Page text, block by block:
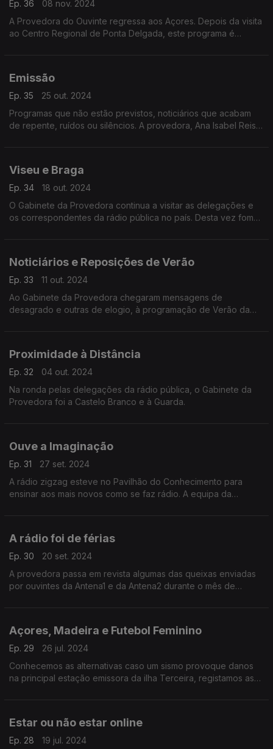
Ep. 36
08 nov. 2024
A Provedora do Ouvinte regressa aos Açores. Depois da visita
ao Centro Regional de Ponta Delgada, este programa é
Emissão
Ep. 35
25 out. 2024
Programas que não estão previstos, noticiários que acabam
de repente, ruídos ou silêncios. A provedora, Ana Isabel Reis,
Viseu e Braga
Ep. 34
18 out. 2024
O Gabinete da Provedora continua a visitar as delegações e
os correspondentes da rádio pública no país. Desta vez fomos
Noticiários e Reposições de Verão
Ep. 33
11 out. 2024
Ao Gabinete da Provedora chegaram mensagens de
desagrado e outras de elogio, à programação de Verão da
Proximidade à Distância
Ep. 32
04 out. 2024
Na ronda pelas delegações da rádio pública, o Gabinete da
Provedora foi a Castelo Branco e à Guarda.
Ouve a Imaginação
Ep. 31
27 set. 2024
A rádio zigzag esteve no Pavilhão do Conhecimento para
ensinar aos mais novos como se faz rádio. A equipa da
A rádio foi de férias
Ep. 30
20 set. 2024
A provedora passa em revista algumas das queixas enviadas
por ouvintes da Antena1 e da Antena2 durante o mês de
Açores, Madeira e Futebol Feminino
Ep. 29
26 jul. 2024
Conhecemos as alternativas caso um sismo provoque danos
na principal estação emissora da ilha Terceira, registamos as
Estar ou não estar online
Ep. 28
19 jul. 2024